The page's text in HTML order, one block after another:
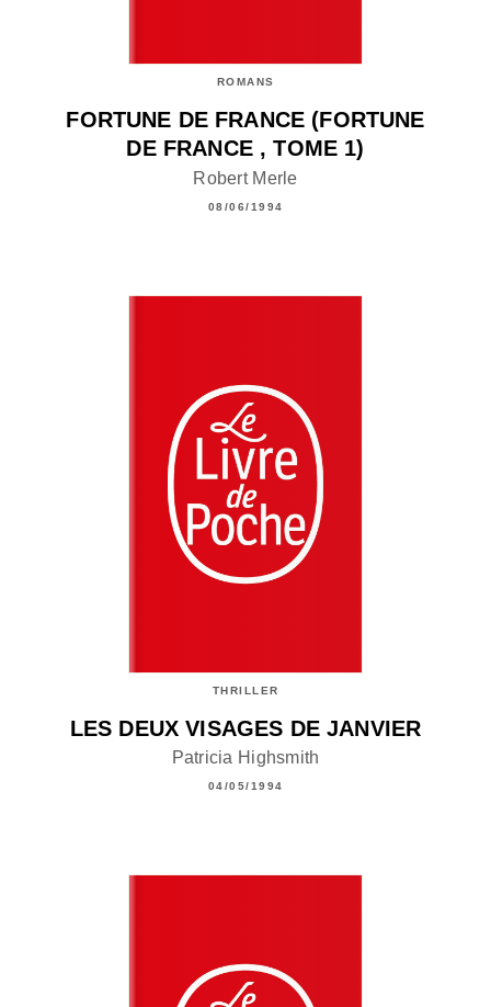
ROMANS
FORTUNE DE FRANCE (FORTUNE
DE FRANCE , TOME 1)
Robert Merle
08/06/1994
THRILLER
LES DEUX VISAGES DE JANVIER
Patricia Highsmith
04/05/1994